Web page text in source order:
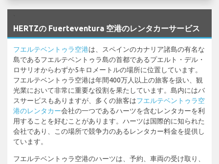
HERTZの Fuerteventura 空港のレンタカーサービス
フエルテベントゥラ空港は、スペインのカナリア諸島の有名な
島であるフエルテベントゥラ島の首都であるプエルト・デル・
ロサリオからわずか5キロメートルの場所に位置しています。
フエルテベントゥラ空港は年間400万人以上の旅客を扱い、観
光業において非常に重要な役割を果たしています。島内にはバ
スサービスもありますが、多くの旅客はフエルテベントゥラ空
港のレンタカー会社の一つであるハーツを含むレンタカーを利
用することを好むことがあります。ハーツは国際的に知られた
会社であり、この場所で競争力のあるレンタカー料金を提供し
ています。
フエルテベントゥラ空港のハーツは、予約、車両の受け取り、